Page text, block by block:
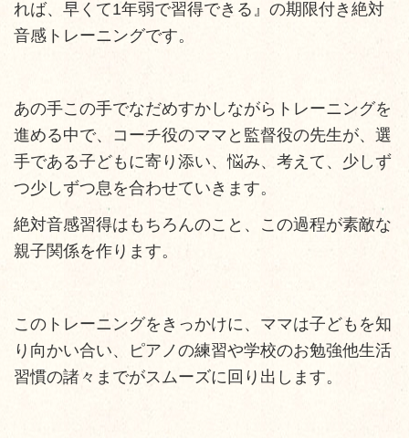
れば、早くて1年弱で習得できる』の期限付き絶対
音感トレーニングです。
あの手この手でなだめすかしながらトレーニングを
進める中で、コーチ役のママと監督役の先生が、選
手である子どもに寄り添い、悩み、考えて、少しず
つ少しずつ息を合わせていきます。
絶対音感習得はもちろんのこと、この過程が素敵な
親子関係を作ります。
このトレーニングをきっかけに、ママは子どもを知
り向かい合い、ピアノの練習や学校のお勉強他生活
習慣の諸々までがスムーズに回り出します。